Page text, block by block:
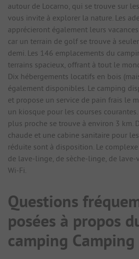
autour de Locarno, qui se trouve sur
vous invite à explorer la nature. Les
apprécieront également leurs
car un terrain de golf se trouve à
demi. Les 146 emplacements du
terrains spacieux, offrant à tout le
Dix hébergements locatifs en bois
également disponibles. Le camping
et propose un service de pain frais le
un kiosque pour les courses
plus proche se trouve à environ 3 km.
chaude et une cabine sanitaire pour
réduite sont à disposition. Le
de lave-linge, de sèche-linge, de lave-
Wi-Fi.
Questions
posées à propos
camping